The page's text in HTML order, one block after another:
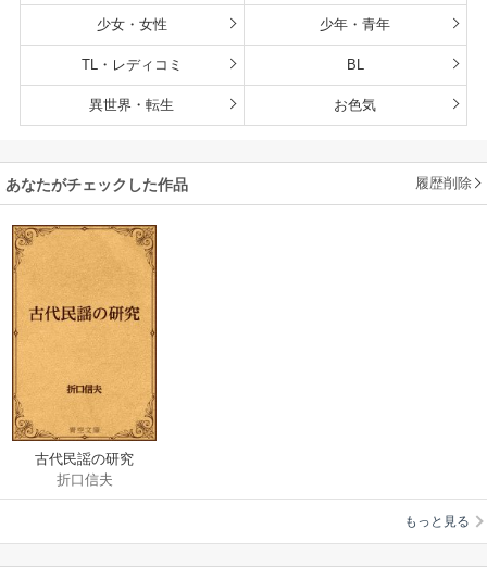
少女・女性 少年・青年
TL・レディコミ BL
異世界・転生 お色気
あなたがチェックした作品 履歴削除
古代民謡の研究
折口信夫
もっと見る